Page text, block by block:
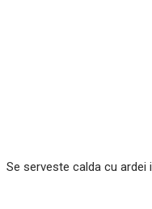
Se serveste calda cu ardei